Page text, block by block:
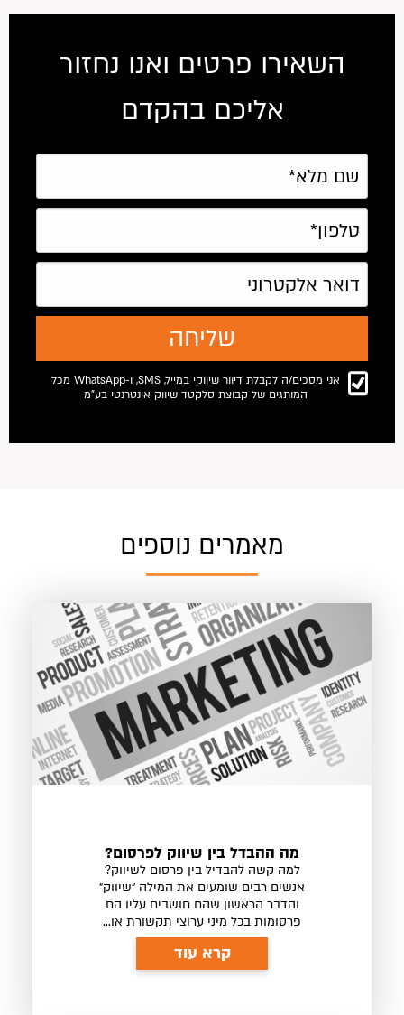
השאירו פרטים ואנו נחזור
אליכם בהקדם
אני מסכים/ה לקבלת דיוור שיווקי במייל, SMS, ו-WhatsApp מכל
המותגים של קבוצת סלקטד שיווק אינטרנטי בע"מ
מאמרים נוספים
מה ההבדל בין שיווק לפרסום?
למה קשה להבדיל בין פרסום לשיווק?
אנשים רבים שומעים את המילה ״שיווק״
והדבר הראשון שהם חושבים עליו הם
פרסומות בכל מיני ערוצי תקשורת או...
קרא עוד